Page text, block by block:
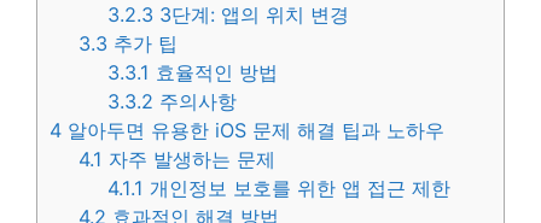
3.2.3 3단계: 앱의 위치 변경
3.3 추가 팁
3.3.1 효율적인 방법
3.3.2 주의사항
4 알아두면 유용한 iOS 문제 해결 팁과 노하우
4.1 자주 발생하는 문제
4.1.1 개인정보 보호를 위한 앱 접근 제한
4.2 효과적인 해결 방법